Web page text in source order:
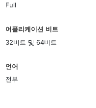
Full
어플리케이션 비트
32비트 및 64비트
언어
전부